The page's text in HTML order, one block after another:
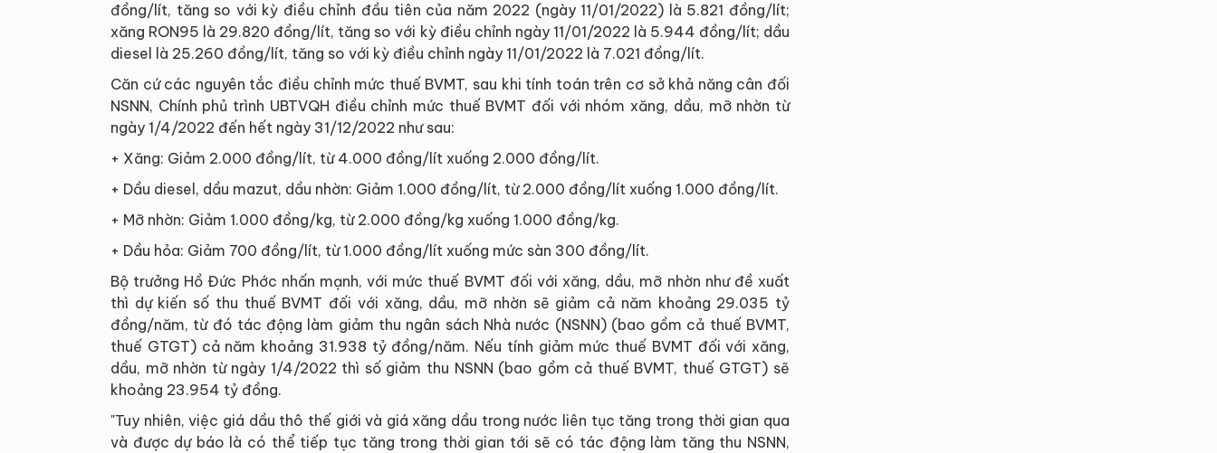
đồng/lít, tăng so với kỳ điều chỉnh đầu tiên của năm 2022 (ngày 11/01/2022) là 5.821 đồng/lít;
xăng RON95 là 29.820 đồng/lít, tăng so với kỳ điều chỉnh ngày 11/01/2022 là 5.944 đồng/lít; dầu
diesel là 25.260 đồng/lít, tăng so với kỳ điều chỉnh ngày 11/01/2022 là 7.021 đồng/lít.
Căn cứ các nguyên tắc điều chỉnh mức thuế BVMT, sau khi tính toán trên cơ sở khả năng cân đối
NSNN, Chính phủ trình UBTVQH điều chỉnh mức thuế BVMT đối với nhóm xăng, dầu, mỡ nhờn từ
ngày 1/4/2022 đến hết ngày 31/12/2022 như sau:
+ Xăng: Giảm 2.000 đồng/lít, từ 4.000 đồng/lít xuống 2.000 đồng/lít.
+ Dầu diesel, dầu mazut, dầu nhờn: Giảm 1.000 đồng/lít, từ 2.000 đồng/lít xuống 1.000 đồng/lít.
+ Mỡ nhờn: Giảm 1.000 đồng/kg, từ 2.000 đồng/kg xuống 1.000 đồng/kg.
+ Dầu hỏa: Giảm 700 đồng/lít, từ 1.000 đồng/lít xuống mức sàn 300 đồng/lít.
Bộ trưởng Hồ Đức Phớc nhấn mạnh, với mức thuế BVMT đối với xăng, dầu, mỡ nhờn như đề xuất
thì dự kiến số thu thuế BVMT đối với xăng, dầu, mỡ nhờn sẽ giảm cả năm khoảng 29.035 tỷ
đồng/năm, từ đó tác động làm giảm thu ngân sách Nhà nước (NSNN) (bao gồm cả thuế BVMT,
thuế GTGT) cả năm khoảng 31.938 tỷ đồng/năm. Nếu tính giảm mức thuế BVMT đối với xăng,
dầu, mỡ nhờn từ ngày 1/4/2022 thì số giảm thu NSNN (bao gồm cả thuế BVMT, thuế GTGT) sẽ
khoảng 23.954 tỷ đồng.
"Tuy nhiên, việc giá dầu thô thế giới và giá xăng dầu trong nước liên tục tăng trong thời gian qua
và được dự báo là có thể tiếp tục tăng trong thời gian tới sẽ có tác động làm tăng thu NSNN,